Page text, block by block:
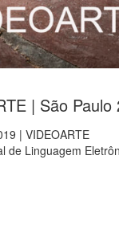
| São Paulo
| VIDEOARTE
de Linguagem